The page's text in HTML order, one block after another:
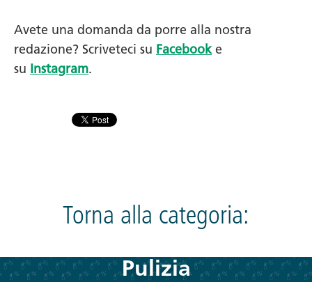
Avete una domanda da porre alla nostra
redazione? Scriveteci su Facebooke
su Instagram.
Torna alla categoria:
Pulizia